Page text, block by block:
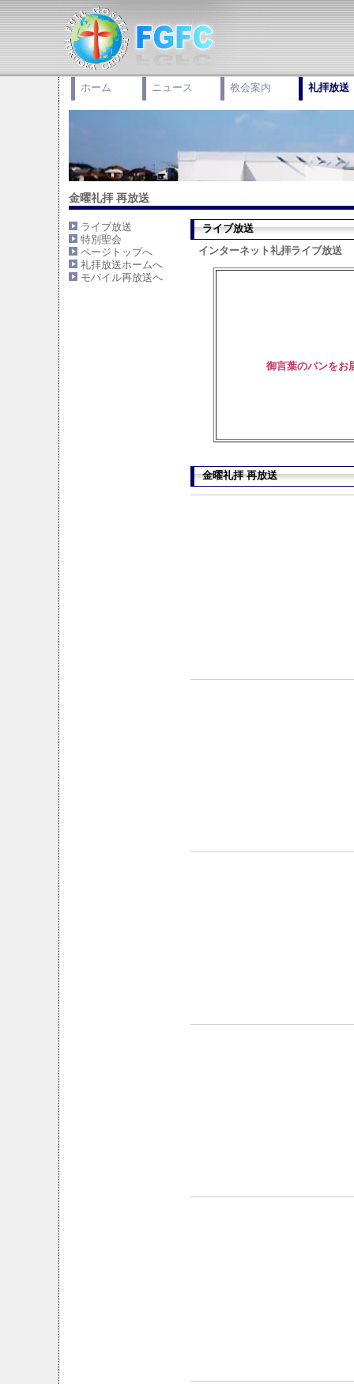
ホーム ニュース 教会案内 礼拝放送
金曜礼拝 再放送
ライブ放送
特別聖会
ページトップへ
礼拝放送ホームへ
モバイル再放送へ
ライブ放送
インターネット礼拝ライブ放送
御言葉のパンをお
金曜礼拝 再放送